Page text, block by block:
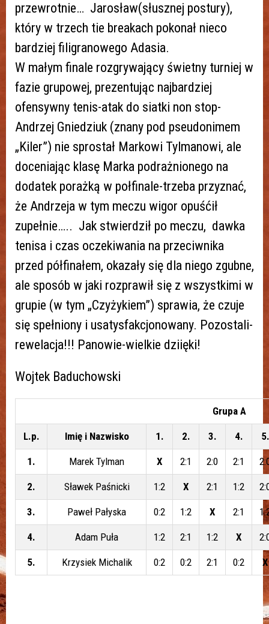
przewrotnie… Jarosław(słusznej postury),
który w trzech tie breakach pokonał nieco
bardziej filigranowego Adasia.
W małym finale rozgrywający świetny turniej w
fazie grupowej, prezentując najbardziej
ofensywny tenis-atak do siatki non stop-
Andrzej Gniedziuk (znany pod pseudonimem
„Kiler”) nie sprostał Markowi Tylmanowi, ale
doceniając klasę Marka podrażnionego na
dodatek porażką w połfinale-trzeba przyznać,
że Andrzeja w tym meczu wigor opuśćił
zupełnie….. Jak stwierdził po meczu, dawka
tenisa i czas oczekiwania na przeciwnika
przed półfinałem, okazały się dla niego zgubne,
ale sposób w jaki rozprawił się z wszystkimi w
grupie (w tym „Czyżykiem”) sprawia, że czuje
się spełniony i usatysfakcjonowany. Pozostali-
rewelacja!!! Panowie-wielkie dziięki!
Wojtek Baduchowski
Grupa A
L.p. Imię i Nazwisko 1. 2. 3. 4. 5.
1. Marek Tylman X 2:1 2:0 2:1
2. Sławek Paśnicki 1:2 X 2:1 1:2
3. Paweł Pałyska 0:2 1:2 X 2:1
4. Adam Puła 1:2 2:1 1:2 X
5. Krzysiek Michalik 0:2 0:2 2:1 0:2 X